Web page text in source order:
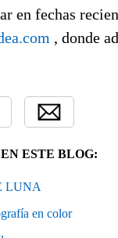
en fechas
, donde
ESTE BLOG:
LUNA
en color